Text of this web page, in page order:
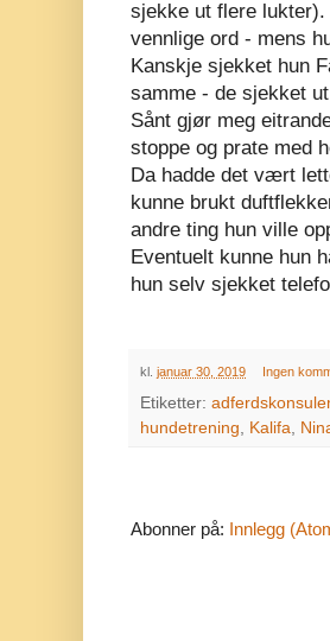
sjekke ut flere
vennlige ord - mens
Kanskje sjekket hun
samme - de sjekket
Sånt gjør meg
stoppe og prate med
Da hadde det vært
kunne brukt
andre ting hun ville
Eventuelt kunne hun
hun selv sjekket
kl. januar 30, 2019 Ingen
Etiketter:
hundetrening, Kalifa,
Abonner på: Innlegg